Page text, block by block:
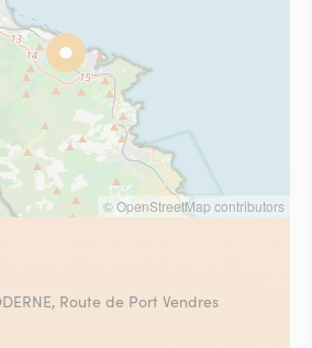
© OpenStreetMap contributors
Route de Port Vendres